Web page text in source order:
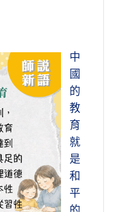
中
國
的
教
育
就
是
和
平